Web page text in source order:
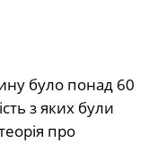
було понад 60
з яких були
про